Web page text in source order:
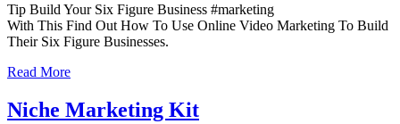
Tip Build Your Six Figure Business #marketing
With This Find Out How To Use Online Video Marketing To Build
Their Six Figure Businesses.
Read More
Niche Marketing Kit